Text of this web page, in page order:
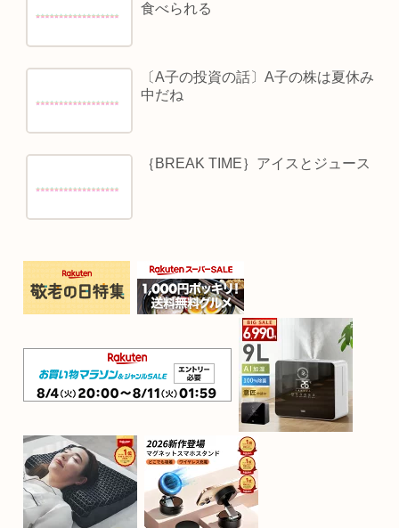
食べられる
〔A子の投資の話〕A子の株は夏休み
中だね
｛BREAK TIME｝アイスとジュース